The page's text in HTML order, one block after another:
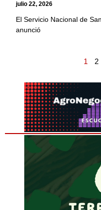
julio 22, 2026
El Servicio Nacional de
anunció
1 2